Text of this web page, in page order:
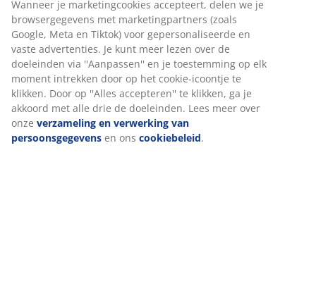
Plantenbak met een geweven design, gemaakt van
duurzaam polyrotan. Deze lichtgewicht en
vorstbestendige plantenbak is geschikt voor de tuin of
het balkon. Voor buitengebruik kan er eenvoudig een
afvoergat worden gemaakt. B31 x L31 x H32 cm